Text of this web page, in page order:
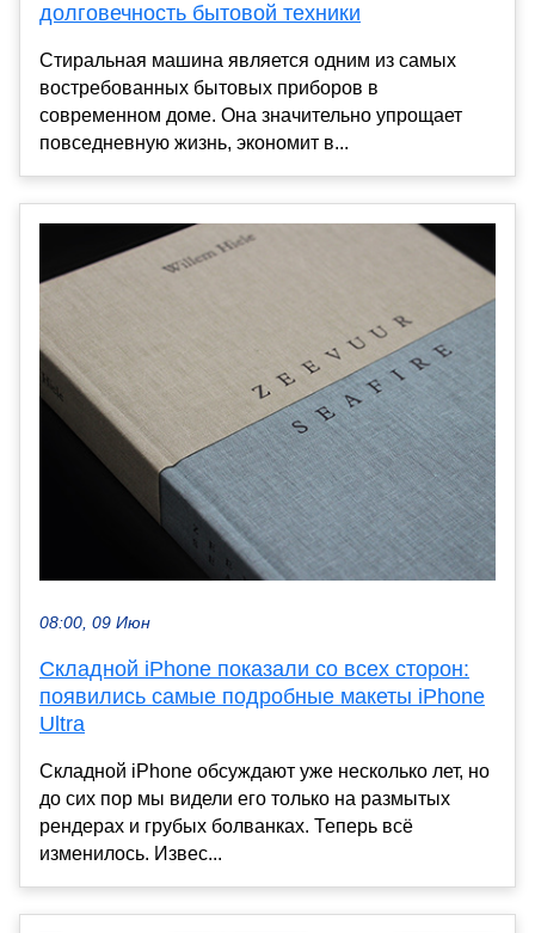
долговечность бытовой техники
Стиральная машина является одним из самых
востребованных бытовых приборов в
современном доме. Она значительно упрощает
повседневную жизнь, экономит в...
08:00, 09 Июн
Складной iPhone показали со всех сторон:
появились самые подробные макеты iPhone
Ultra
Складной iPhone обсуждают уже несколько лет, но
до сих пор мы видели его только на размытых
рендерах и грубых болванках. Теперь всё
изменилось. Извес...